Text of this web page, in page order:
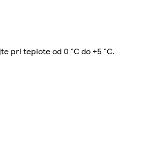
pri teplote od 0 °C do +5 °C.